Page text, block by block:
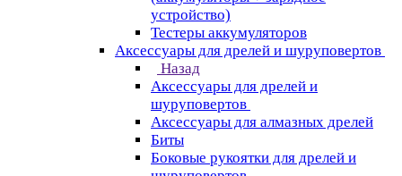
устройство)
Тестеры аккумуляторов
Аксессуары для дрелей и шуруповертов
Назад
Аксессуары для дрелей и
шуруповертов
Аксессуары для алмазных дрелей
Биты
Боковые рукоятки для дрелей и